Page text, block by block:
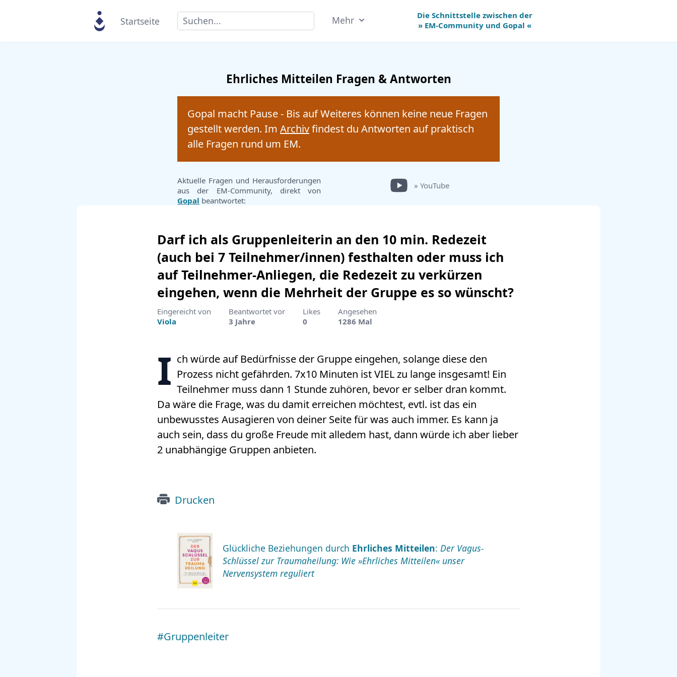
Startseite Search Mehr
Die Schnittstelle zwischen der
» EM-Community und Gopal «
Ehrliches Mitteilen Fragen & Antworten
Gopal macht Pause - Bis auf Weiteres können keine neue Fragen
gestellt werden. Im Archivfindest du Antworten auf praktisch
alle Fragen rund um EM.
Aktuelle Fragen und Herausforderungen
aus der EM-Community, direkt von
Gopal beantwortet:
» YouTube
Darf ich als Gruppenleiterin an den 10 min. Redezeit
(auch bei 7 Teilnehmer/innen) festhalten oder muss ich
auf Teilnehmer-Anliegen, die Redezeit zu verkürzen
eingehen, wenn die Mehrheit der Gruppe es so wünscht?
Eingereicht von
Viola
Beantwortet vor
3 Jahre
Likes
0
Angesehen
1286 Mal
I ch würde auf Bedürfnisse der Gruppe eingehen, solange diese den
Prozess nicht gefährden. 7x10 Minuten ist VIEL zu lange insgesamt! Ein
Teilnehmer muss dann 1 Stunde zuhören, bevor er selber dran kommt.
Da wäre die Frage, was du damit erreichen möchtest, evtl. ist das ein
unbewusstes Ausagieren von deiner Seite für was auch immer. Es kann ja
auch sein, dass du große Freude mit alledem hast, dann würde ich aber lieber
2 unabhängige Gruppen anbieten.
Drucken
Glückliche Beziehungen durch Ehrliches Mitteilen: Der Vagus-
Schlüssel zur Traumaheilung: Wie »Ehrliches Mitteilen« unser
Nervensystem reguliert
#Gruppenleiter